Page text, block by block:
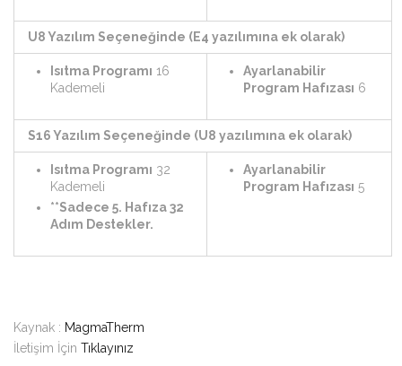
U8 Yazılım Seçeneğinde (E4 yazılımına ek olarak)
Isıtma Programı 16
Kademeli
Ayarlanabilir
Program Hafızası 6
S16 Yazılım Seçeneğinde (U8 yazılımına ek olarak)
Isıtma Programı 32
Kademeli
**Sadece 5. Hafıza 32
Adım Destekler.
Ayarlanabilir
Program Hafızası 5
Kaynak : MagmaTherm
İletişim İçin Tıklayınız